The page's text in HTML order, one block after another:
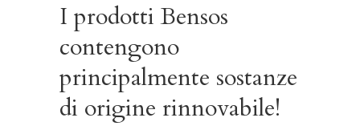
I prodotti Bensos
contengono
principalmente sostanze
di origine rinnovabile!